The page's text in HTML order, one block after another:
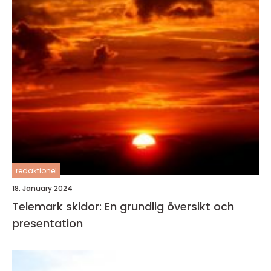
redaktionel
18. January 2024
Telemark skidor: En grundlig översikt och
presentation